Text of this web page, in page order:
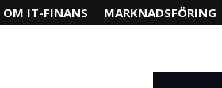
OM IT-FINANS MARKNADSFÖRING